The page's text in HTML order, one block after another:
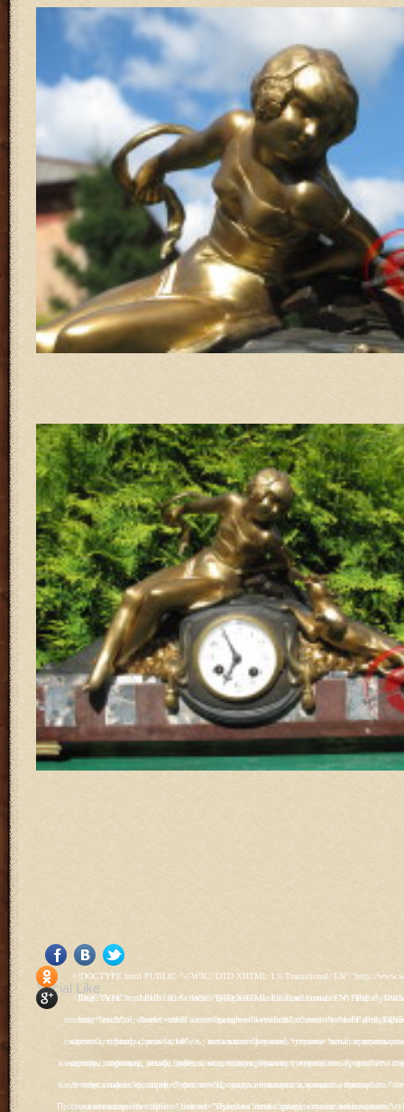
<!DOCTYPE html PUBLIC "-//W3C//DTD XHTML 1.0 Transitional//EN" "http://www.w3.org/TR/xhtml1/DTD/xhtml1-transitional.dtd"> <html xmlns="http://www.w3.org/1999/xhtml" xml:lang="ru-ru" lang="ru-ru" > <head> <meta name="google-site-verification" content="4vFPaFr8_T0N5uYcY4vh3M1DtIkbIJH6yDV7_NDqfJc" /> <base href="http://antik.1kzn.ru/" /> <meta http-equiv="content-type" content="text/html; charset=utf-8" /> <meta name="keywords" content="каталог антиквариат, часы продажа, старинные часы, напольные часы, настенные часы, каминные часы, мебель, старинные люстры, картины, торшеры, резьба, мебель, коллекционирование, чугунное литьё, предметы старины, реставрация, интерьер, модерн, классицизм, кресло, диван, мозаика, гарнитур, дуб, зеркало, светильник, канделябр, шифоньер, шкаф, буфет, комод, сундук, букинист, жирандоль, бронза" /> <meta name="rights" content="Продажа антиквариата http://antik.1kzn.ru" /> <meta name="author" content="Super User" /> <meta name="description" content="Продажа антиквариата, каталог антиквариата." /> <meta name="generator" content="Joomla! - Open Source Content Management" /> <title>Каталог антиквариата - Продажа антиквариата </title> <link rel="stylesheet" href="/plugins/system/rokbox/assets/styles/rokbox.css" type="text/css" /> <link rel="stylesheet" href="/libraries/gantry/css/grid-12.css" type="text/css" /> <link rel="stylesheet" href="/libraries/gantry/css/gantry.css" type="text/css" /> <link rel="stylesheet" href="/libraries/gantry/css/joomla.css" type="text/css" /> <link rel="stylesheet" href="/templates/rt_juxta/css/joomla.css" type="text/css" /> <link rel="stylesheet" href="/templates/rt_juxta/css/style1.css" type="text/css" /> <link rel="stylesheet" href="/templates/rt_juxta/css/demo-styles.css" type="text/css" /> <link rel="stylesheet" href="/templates/rt_juxta/css/template.css" type="text/css" /> <link rel="stylesheet" href="/templates/rt_juxta/css/template-firefox.css" type="text/css" /> <link rel="stylesheet" href="/templates/rt_juxta/css/typography.css" type="text/css" /> <link rel="stylesheet" href="/templates/rt_juxta/css/backgrounds.css" type="text/css" /> <link rel="stylesheet" href="/templates/rt_juxta/css/fusionmenu.css" type="text/css" /> <link rel="stylesheet" href="/modules/mod_roknewspager/themes/light/roknewspager.css" type="text/css" /> <style type="text/css"> #rt-main-surround ul.menu li.active > a, #rt-main-surround ul.menu li.active > .separator, #rt-main-surround ul.menu li.active > .item, #rt-main-surround .square4 ul.menu li:hover > a, #rt-main-surround .square4 ul.menu li:hover > .item, #rt-main-surround .square4 ul.menu li:hover > .separator, .roktabs-links ul li.active span, .menutop li:hover > .item, .menutop li.f-menuparent-itemfocus .item, .menutop li.active > .item {color:#660000;} a, .button, #rt-main-surround ul.menu a:hover, #rt-main-surround ul.menu .separator:hover, #rt-main-surround ul.menu .item:hover, .title1 .module-title .title, #rt-main .item_add:link, #rt-main .item_add:visited, #rt-main .simpleCart_empty:link, #rt-main .simpleCart_empty:visited, #rt-main .simpleCart_checkout:link, #rt-main .simpleCart_checkout:visited {color:#660000;} body #rt-logo {width:400px;height:200px;} </style> <script src="/media/system/js/mootools-core.js" type="text/javascript"></script> <script src="/media/system/js/core.js" type="text/javascript"></script> <script src="/media/
<!DOCTYPE html PUBLIC "-//W3C//DTD XHTML 1.0 Transitional//EN" "http://www.w3.org/TR/xhtml1/DTD/xhtml1-transitional.dtd"> <html xmlns="http://www.w3.org/1999/xhtml" xml:lang="ru-ru" lang="ru-ru" > <head> <meta name="google-site-verification" content="4vFPaFr8_T0N5uYcY4vh3M1DtIkbIJH6yDV7_NDqfJc" /> <base href="http://antik.1kzn.ru/" /> <meta http-equiv="content-type" content="text/html; charset=utf-8" /> <meta name="keywords" content="каталог антиквариат, часы продажа, старинные часы, напольные часы, настенные часы, каминные часы, мебель, старинные люстры, картины, торшеры, резьба, мебель, коллекционирование, чугунное литьё, предметы старины, реставрация, интерьер, модерн, классицизм, кресло, диван, мозаика, гарнитур, дуб, зеркало, светильник, канделябр, шифоньер, шкаф, буфет, комод, сундук, букинист, жирандоль, бронза" /> <meta name="rights" content="Продажа антиквариата http://antik.1kzn.ru" /> <meta name="author" content="Super User" /> <meta name="description" content="Продажа антиквариата, каталог антиквариата." /> <meta name="generator" content="Joomla! - Open Source Content Management" /> <title>Каталог антиквариата - Продажа антиквариата </title> <link rel="stylesheet" href="/plugins/system/rokbox/assets/styles/rokbox.css" type="text/css" /> <link rel="stylesheet" href="/libraries/gantry/css/grid-12.css" type="text/css" /> <link rel="stylesheet" href="/libraries/gantry/css/gantry.css" type="text/css" /> <link rel="stylesheet" href="/libraries/gantry/css/joomla.css" type="text/css" /> <link rel="stylesheet" href="/templates/rt_juxta/css/joomla.css" type="text/css" /> <link rel="stylesheet" href="/templates/rt_juxta/css/style1.css" type="text/css" /> <link rel="stylesheet" href="/templates/rt_juxta/css/demo-styles.css" type="text/css" /> <link rel="stylesheet" href="/templates/rt_juxta/css/template.css" type="text/css" /> <link rel="stylesheet" href="/templates/rt_juxta/css/template-firefox.css" type="text/css" /> <link rel="stylesheet" href="/templates/rt_juxta/css/typography.css" type="text/css" /> <link rel="stylesheet" href="/templates/rt_juxta/css/backgrounds.css" type="text/css" /> <link rel="stylesheet" href="/templates/rt_juxta/css/fusionmenu.css" type="text/css" /> <link rel="stylesheet" href="/modules/mod_roknewspager/themes/light/roknewspager.css" type="text/css" /> <style type="text/css"> #rt-main-surround ul.menu li.active > a, #rt-main-surround ul.menu li.active > .separator, #rt-main-surround ul.menu li.active > .item, #rt-main-surround .square4 ul.menu li:hover > a, #rt-main-surround .square4 ul.menu li:hover > .item, #rt-main-surround .square4 ul.menu li:hover > .separator, .roktabs-links ul li.active span, .menutop li:hover > .item, .menutop li.f-menuparent-itemfocus .item, .menutop li.active > .item {color:#660000;} a, .button, #rt-main-surround ul.menu a:hover, #rt-main-surround ul.menu .separator:hover, #rt-main-surround ul.menu .item:hover, .title1 .module-title .title, #rt-main .item_add:link, #rt-main .item_add:visited, #rt-main .simpleCart_empty:link, #rt-main .simpleCart_empty:visited, #rt-main .simpleCart_checkout:link, #rt-main .simpleCart_checkout:visited {color:#660000;} body #rt-logo {width:400px;height:200px;} </style> <script src="/media/system/js/mootools-core.js" type="text/javascript"></script> <script src="/media/system/js/core.js" type="text/javascript"></script> <script src="/media/system/
Social Like